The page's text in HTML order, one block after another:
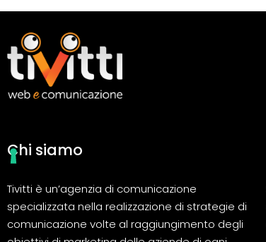
Chi siamo
Tivitti è un’agenzia di comunicazione
specializzata nella realizzazione di strategie di
comunicazione volte al raggiungimento degli